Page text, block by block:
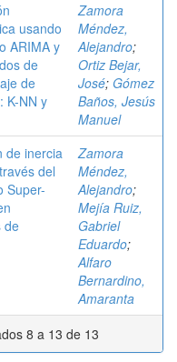
usando
ARIMA y
de
de
K-NN y
Zamora
Méndez,
Alejandro;
Ortiz Bejar,
José; Gómez
Baños, Jesús
Manuel
de inercia
del
Super-
de
Zamora
Méndez,
Alejandro;
Mejía Ruiz,
Gabriel
Eduardo;
Alfaro
Bernardino,
Amaranta
8 a 13 de 13